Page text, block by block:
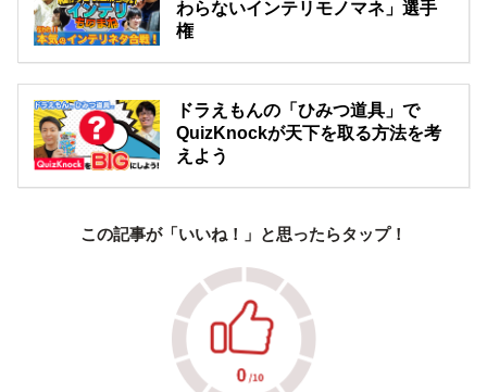
わらないインテリモノマネ」選手
権
ドラえもんの「ひみつ道具」で
QuizKnockが天下を取る方法を考
えよう
この記事が「いいね！」と思ったらタップ！